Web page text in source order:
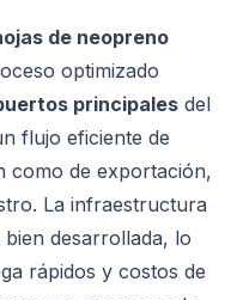
de neopreno
optimizado
principales del
flujo eficiente de
como de exportación,
La infraestructura
desarrollada, lo
rápidos y costos de